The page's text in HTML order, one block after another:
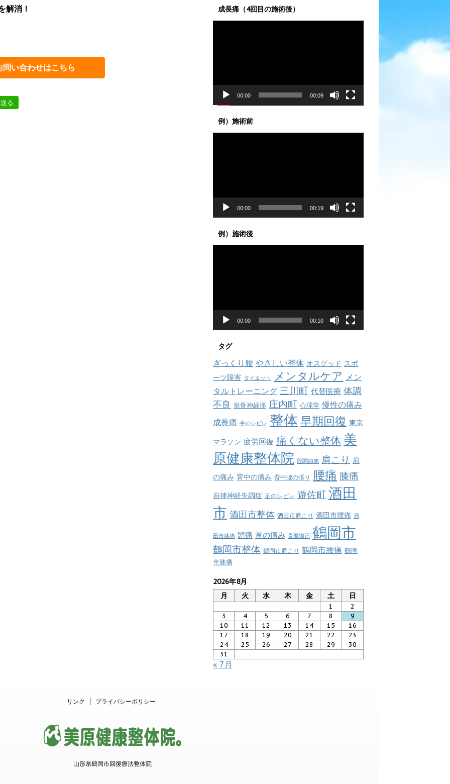
解消！
い合わせはこちら
る
成長痛（4回目の施術後）
00:00 00:09
例）施術前
00:00 00:19
例）施術後
00:00 00:10
タグ
ぎっくり腰 やさしい整体 オスグッド スポ
ーツ障害 ダイエット メンタルケア メン
タルトレーニング 三川町 代替医療 体調
不良 坐骨神経痛 庄内町 心理学 慢性の痛み
成長痛 手のシビレ 整体 早期回復 東京
マラソン 疲労回復 痛くない整体 美
原健康整体院 股関節痛 肩こり 肩
の痛み 背中の痛み 背中腰の張り 腰痛 膝痛
自律神経失調症 足のシビレ 遊佐町 酒田
市 酒田市整体 酒田市肩こり 酒田市腰痛 酒
田市膝痛 頭痛 首の痛み 骨盤矯正 鶴岡市
鶴岡市整体 鶴岡市肩こり 鶴岡市腰痛 鶴岡
市膝痛
2026年8月
月
火 水 木 金 土 日
1
2
3
4 5 6 7 8
9
10
11 12 13 14 15
16
17
18 19 20 21 22
23
24
25 26 27 28 29
30
31
« 7月
リンク プライバシーポリシー
山形県鶴岡市回復療法整体院